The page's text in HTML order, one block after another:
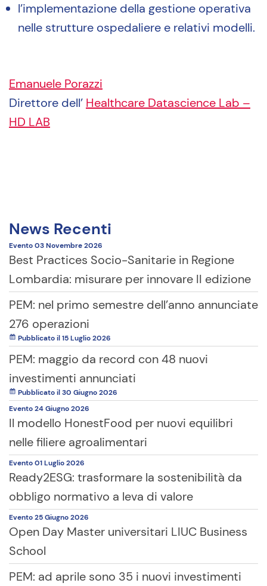
l’implementazione della gestione operativa
nelle strutture ospedaliere e relativi modelli.
Emanuele Porazzi
Direttore dell’ Healthcare Datascience Lab –
HD LAB
News Recenti
Evento03 Novembre2026
Best Practices Socio-Sanitarie in Regione
Lombardia: misurare per innovare II edizione
PEM: nel primo semestre dell’anno annunciate
276 operazioni
Pubblicato il 15 Luglio 2026
PEM: maggio da record con 48 nuovi
investimenti annunciati
Pubblicato il 30 Giugno 2026
Evento24 Giugno2026
Il modello HonestFood per nuovi equilibri
nelle filiere agroalimentari
Evento01 Luglio2026
Ready2ESG: trasformare la sostenibilità da
obbligo normativo a leva di valore
Evento25 Giugno2026
Open Day Master universitari LIUC Business
School
PEM: ad aprile sono 35 i nuovi investimenti